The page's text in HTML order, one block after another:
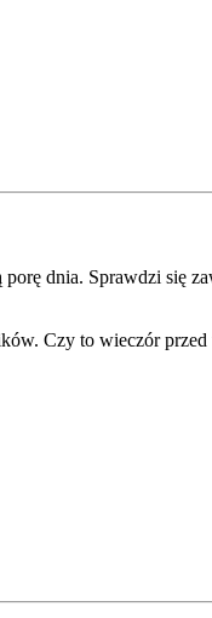
dnia. Sprawdzi się
Czy to wieczór